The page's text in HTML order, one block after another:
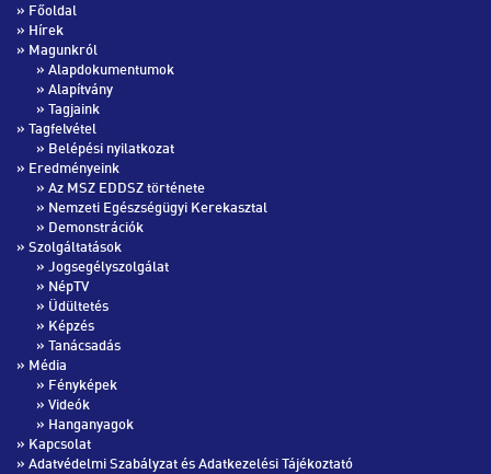
» Főoldal
» Hírek
» Magunkról
» Alapdokumentumok
» Alapítvány
» Tagjaink
» Tagfelvétel
» Belépési nyilatkozat
» Eredményeink
» Az MSZ EDDSZ története
» Nemzeti Egészségügyi Kerekasztal
» Demonstrációk
» Szolgáltatások
» Jogsegélyszolgálat
» NépTV
» Üdültetés
» Képzés
» Tanácsadás
» Média
» Fényképek
» Videók
» Hanganyagok
» Kapcsolat
» Adatvédelmi Szabályzat és Adatkezelési Tájékoztató